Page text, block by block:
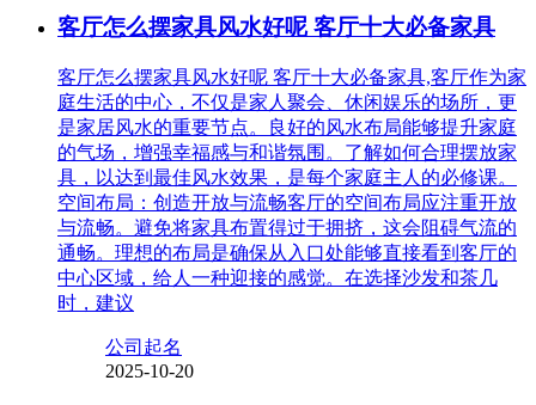
客厅怎么摆家具风水好呢 客厅十大必备家具
客厅怎么摆家具风水好呢 客厅十大必备家具,客厅作为家
庭生活的中心，不仅是家人聚会、休闲娱乐的场所，更
是家居风水的重要节点。良好的风水布局能够提升家庭
的气场，增强幸福感与和谐氛围。了解如何合理摆放家
具，以达到最佳风水效果，是每个家庭主人的必修课。
空间布局：创造开放与流畅客厅的空间布局应注重开放
与流畅。避免将家具布置得过于拥挤，这会阻碍气流的
通畅。理想的布局是确保从入口处能够直接看到客厅的
中心区域，给人一种迎接的感觉。在选择沙发和茶几
时，建议
公司起名
2025-10-20